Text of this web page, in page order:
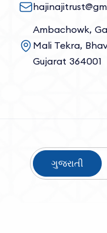
Ambachowk,
Mali Tekra,
Gujarat 364001
ગુજરાતી